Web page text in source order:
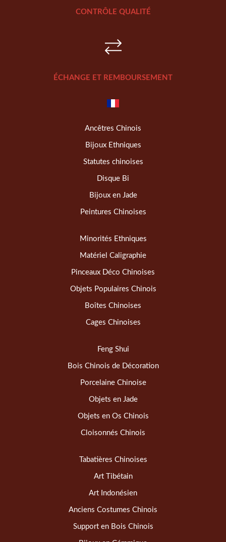
CONTRÔLE QUALITÉ
ÉCHANGE ET REMBOURSEMENT
Ancêtres Chinois
Bijoux Ethniques
Statutes chinoises
Disque Bi
Bijoux en Jade
Peintures Chinoises
Minorités Ethniques
Matériel Caligraphie
Pinceaux Déco Chinoises
Objets Populaires Chinois
Boîtes Chinoises
Cages Chinoises
Feng Shui
Bois Chinois de Décoration
Porcelaine Chinoise
Objets en Jade
Objets en Os Chinois
Cloisonnés Chinois
Tabatières Chinoises
Art Tibétain
Art Indonésien
Anciens Costumes Chinois
Support en Bois Chinois